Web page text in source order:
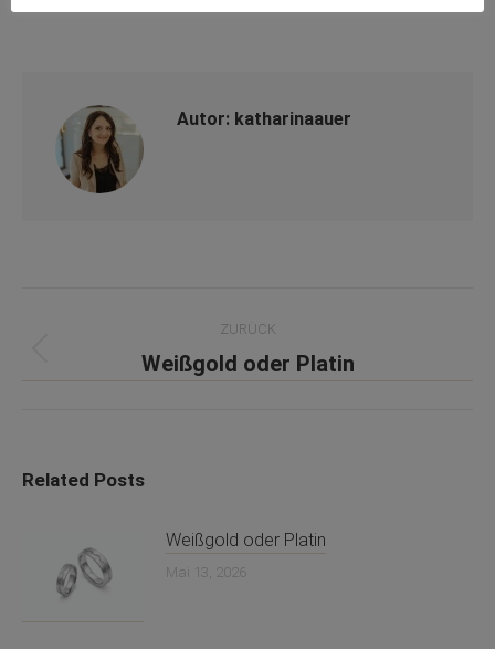
Autor: katharinaauer
ZURÜCK
Vorheriger
Beitrag:
Weißgold oder Platin
Related Posts
Weißgold oder Platin
Mai 13, 2026